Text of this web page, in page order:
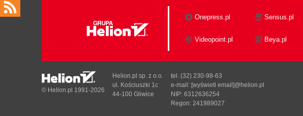
Onepress.pl Sensus.pl
Videopoint.pl Beya.pl
© Helion.pl 1991-2026
Helion.pl sp. z o.o.
ul. Kościuszki 1c
44-100 Gliwice
tel. (32) 230-98-63
e-mail: [wyświetl email]@helion.pl
NIP: 6312636254
Regon: 241989027